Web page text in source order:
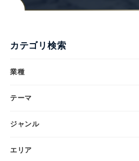
カテゴリ検索
業種
テーマ
ジャンル
エリア